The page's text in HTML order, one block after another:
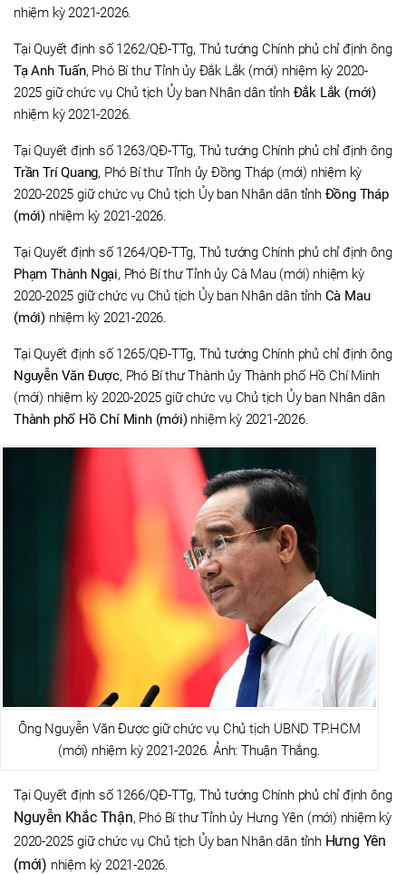
nhiệm kỳ 2021-2026.
Tại Quyết định số 1262/QĐ-TTg, Thủ tướng Chính phủ chỉ định ông
Tạ Anh Tuấn, Phó Bí thư Tỉnh ủy Đắk Lắk (mới) nhiệm kỳ 2020-
2025 giữ chức vụ Chủ tịch Ủy ban Nhân dân tỉnh Đắk Lắk (mới)
nhiệm kỳ 2021-2026.
Tại Quyết định số 1263/QĐ-TTg, Thủ tướng Chính phủ chỉ định ông
Trần Trí Quang, Phó Bí thư Tỉnh ủy Đồng Tháp (mới) nhiệm kỳ
2020-2025 giữ chức vụ Chủ tịch Ủy ban Nhân dân tỉnh Đồng Tháp
(mới) nhiệm kỳ 2021-2026.
Tại Quyết định số 1264/QĐ-TTg, Thủ tướng Chính phủ chỉ định ông
Phạm Thành Ngại, Phó Bí thư Tỉnh ủy Cà Mau (mới) nhiệm kỳ
2020-2025 giữ chức vụ Chủ tịch Ủy ban Nhân dân tỉnh Cà Mau
(mới) nhiệm kỳ 2021-2026.
Tại Quyết định số 1265/QĐ-TTg, Thủ tướng Chính phủ chỉ định ông
Nguyễn Văn Được, Phó Bí thư Thành ủy Thành phố Hồ Chí Minh
(mới) nhiệm kỳ 2020-2025 giữ chức vụ Chủ tịch Ủy ban Nhân dân
Thành phố Hồ Chí Minh (mới)nhiệm kỳ 2021-2026.
Ông Nguyễn Văn Được giữ chức vụ Chủ tịch UBND TP.HCM
(mới) nhiệm kỳ 2021-2026. Ảnh: Thuận Thắng.
Tại Quyết định số 1266/QĐ-TTg, Thủ tướng Chính phủ chỉ định ông
Nguyễn Khắc Thận, Phó Bí thư Tỉnh ủy Hưng Yên (mới) nhiệm kỳ
2020-2025 giữ chức vụ Chủ tịch Ủy ban Nhân dân tỉnh Hưng Yên
(mới) nhiệm kỳ 2021-2026.